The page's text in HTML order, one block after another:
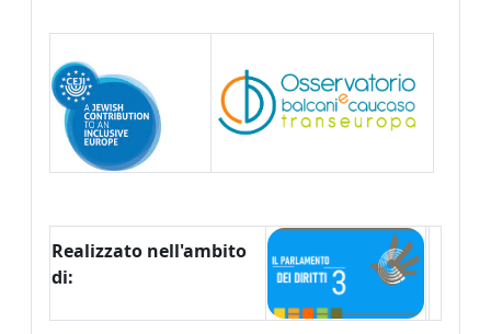
Realizzato nell'ambito
di: